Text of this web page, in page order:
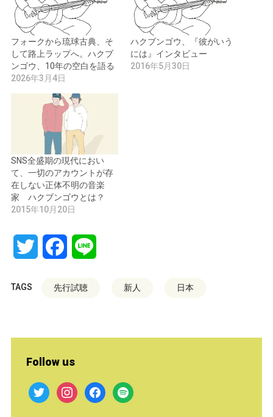
フォークから琉球古典、そ
して路上ラップへ。ハクブ
ンゴウ、10年の空白を語る
2026年3月4日
ハクブンゴウ、『彼がいう
には』インタビュー
2016年5月30日
SNS全盛期の現代におい
て、一切のアカウントが存
在しない正体不明の音楽
家 ハクブンゴウとは？
2015年10月20日
Twitter Facebook
TAGS 先行試聴 新人 日本
Follow us
twitter instagramfacebook
spotify